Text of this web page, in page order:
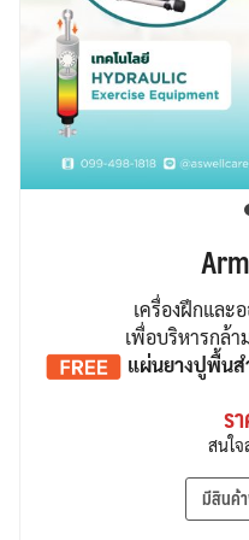
เครื่องฝึกและ
เพื่อบริหารกล้า
แผ่นยางปูพื้นส
ร
สนใ
มีสินค้